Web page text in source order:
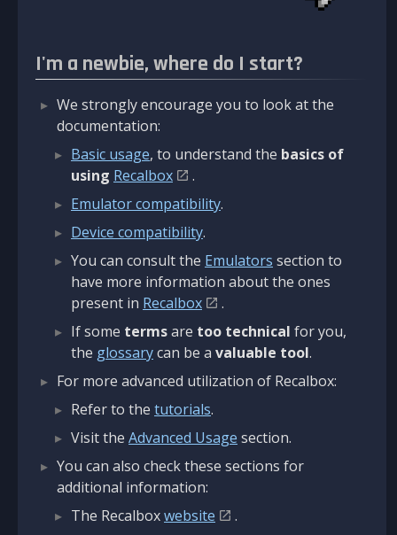
I'm a newbie, where do I start?
We strongly encourage you to look at the
documentation:
Basic usage, to understand the basics of
using Recalbox
.
Emulator compatibility.
Device compatibility.
You can consult the Emulators section to
have more information about the ones
present in Recalbox
.
If some termsare too technical for you,
the glossarycan be a valuable tool.
For more advanced utilization of Recalbox:
Refer to the tutorials.
Visit the Advanced Usage section.
You can also check these sections for
additional information:
The Recalboxwebsite
.